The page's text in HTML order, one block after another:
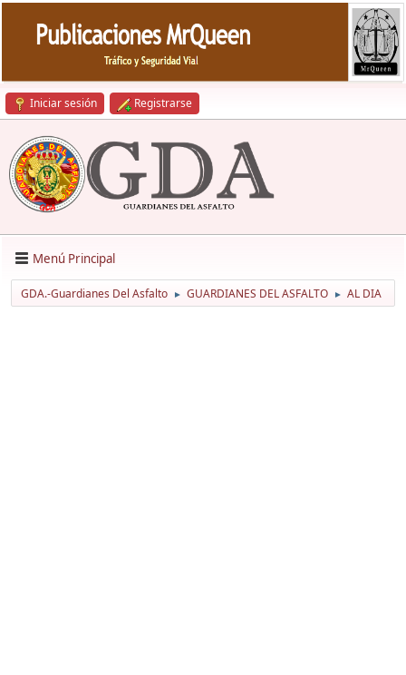
Iniciar sesión Registrarse
Menú Principal
GDA.-Guardianes Del Asfalto ► GUARDIANES DEL ASFALTO ► AL DIA